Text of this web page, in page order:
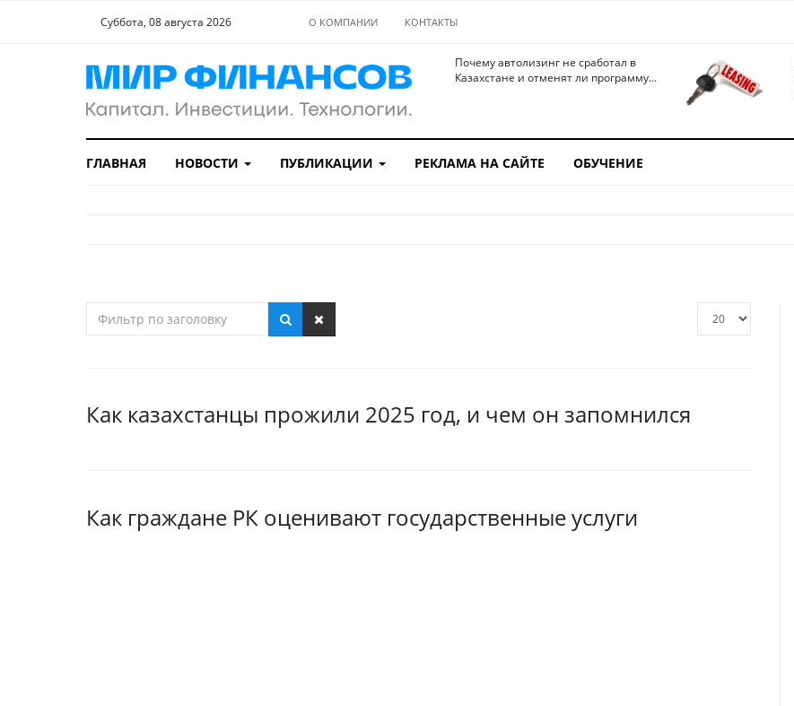
Суббота, 08 августа 2026 О КОМПАНИИ КОНТАКТЫ
Почему автолизинг не сработал в
Казахстане и отменят ли программу...
ГЛАВНАЯ НОВОСТИ ПУБЛИКАЦИИ РЕКЛАМА НА САЙТЕ ОБУЧЕНИЕ
Как казахстанцы прожили 2025 год, и чем он запомнился
Как граждане РК оценивают государственные услуги